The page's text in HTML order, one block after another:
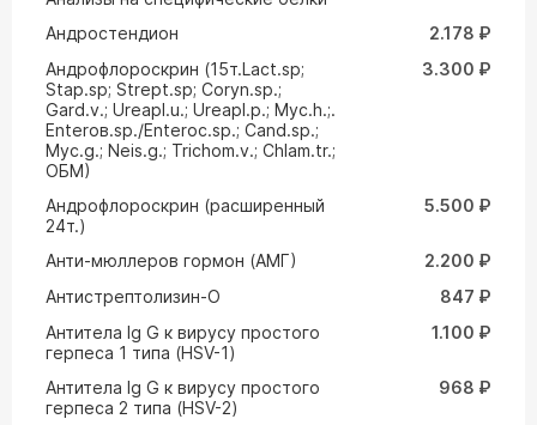
Андростендион
2.178 ₽
Андрофлороскрин (15т.Lact.sp;
Stap.sp; Strept.sp; Coryn.sp.;
Gard.v.; Ureapl.u.; Ureapl.p.; Myc.h.;.
Enteroв.sp./Enteroc.sp.; Cand.sp.;
Myc.g.; Neis.g.; Trichom.v.; Chlam.tr.;
ОБМ)
3.300 ₽
Андрофлороскрин (расширенный
24т.)
5.500 ₽
Анти-мюллеров гормон (АМГ)
2.200 ₽
Антистрептолизин-О
847 ₽
Антитела Ig G к вирусу простого
герпеса 1 типа (HSV-1)
1.100 ₽
Антитела Ig G к вирусу простого
герпеса 2 типа (HSV-2)
968 ₽